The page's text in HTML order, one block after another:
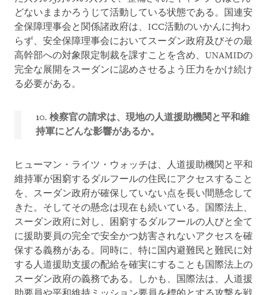
どないままかろうじて活動している状態である。国連安
全保障理事会と関係諸政府は、ICC活動のいかんに拘わ
らず、安全保障理事会においてスーダン政府及びその最
高幹部への対象限定制裁を課すことを含め、UNAMIDの
完全な展開をスーダンに認めさせるよう圧力をかけ続け
る必要がある。
10. 検察官の請求は、現地の人道援助機関と平和維
持軍にどんな影響があるか。
ヒューマン・ライツ・ウォッチは、人道援助機関と平和
維持軍が困窮するダルフールの住民にアクセスすること
を、スーダン政府が確保していない点を長い間懸念して
きた。そしてその懸念は現在も続いている。国際法上、
スーダン政府に対し、困窮するダルフールの人びと全て
に援助要員の完全で安全かつ妨害されないアクセスを確
保する義務がある。同時に、特に国内避難民と難民に対
する人道援助支援の配給を確実にすることも国際法上の
スーダン政府の義務である。しかも、国際法は、人道援